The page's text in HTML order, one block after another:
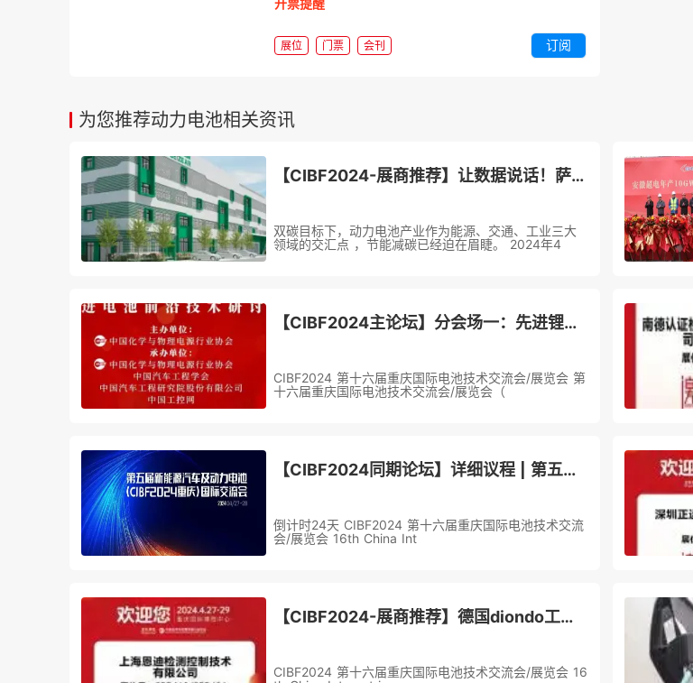
展位 门票 会刊 订阅
为您推荐动力电池相关资讯
【CIBF2024-展商推荐】让数据说话！萨震节能空压机助力动力电池降本降耗的5大优势！
双碳目标下，动力电池产业作为能源、交通、工业三大
领域的交汇点 ，节能减碳已经迫在眉睫。 2024年4
【CIBF2024主论坛】分会场一：先进锂离子动力电池技术分会场初步议程发布
CIBF2024 第十六届重庆国际电池技术交流会/展览会 第
十六届重庆国际电池技术交流会/展览会（
【CIBF2024同期论坛】详细议程 | 第五届新能源汽车及动力电池（CIBF2024重庆）国际交流会 第二轮通知
倒计时24天 CIBF2024 第十六届重庆国际电池技术交流
会/展览会 16th China Int
【CIBF2024-展商推荐】德国diondo工业CT | 提高动力电池/电芯模组的安全性和可靠性
CIBF2024 第十六届重庆国际电池技术交流会/展览会 16